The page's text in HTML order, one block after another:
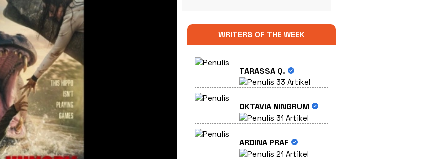
WRITERS OF THE WEEK
TARASSA Q.
33 Artikel
OKTAVIA NINGRUM
31 Artikel
ARDINA PRAF
21 Artikel